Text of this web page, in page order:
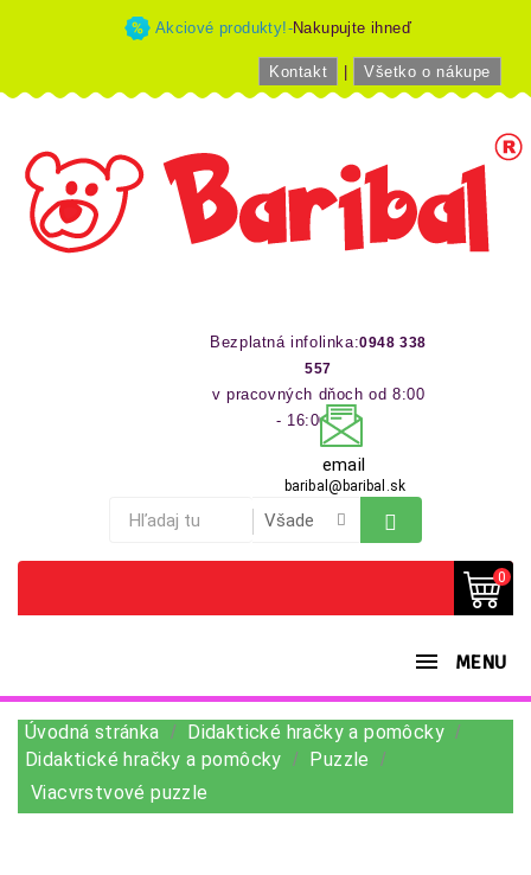
Akciové produkty!-Nakupujte ihneď
Kontakt Všetko o nákupe
Bezplatná infolinka:0948 338
557
v pracovných dňoch od 8:00
- 16:00 hod
email
baribal@baribal.sk
0
MENU
Úvodná stránka
Didaktické hračky a pomôcky
Didaktické hračky a pomôcky
Puzzle
Viacvrstvové puzzle